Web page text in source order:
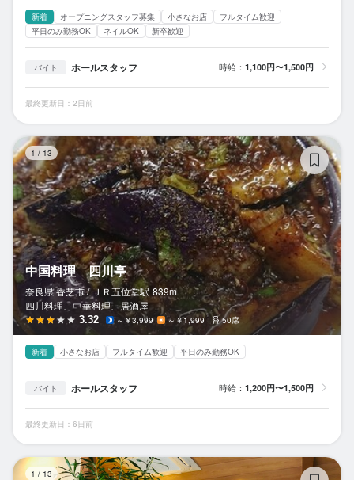
新着 オープニングスタッフ募集 小さなお店
フルタイム歓迎
平日のみ勤務OK
ネイルOK 新卒歓迎
バイト ホールスタッフ 時給： 1,100円〜1,500円
最終更新日：2日前
1 / 13
中国料理 四川亭
奈良県 香芝市 / ＪＲ五位堂駅 839m
四川料理、中華料理、居酒屋
3.32 ～￥3,999 ～￥1,999 50席
新着 小さなお店 フルタイム歓迎 平日のみ勤務OK
バイト ホールスタッフ 時給： 1,200円〜1,500円
最終更新日：6日前
1 / 13